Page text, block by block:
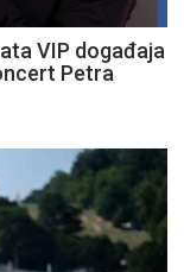
VIP događaja
Petra